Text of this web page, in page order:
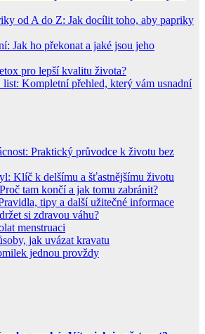
od A do Z: Jak docílit toho, aby papriky
Jak ho překonat a jaké jsou jeho
pro lepší kvalitu života?
Kompletní přehled, který vám usnadní
Praktický průvodce k životu bez
Klíč k delšímu a šťastnějšímu životu
tam končí a jak tomu zabránit?
tipy a další užitečné informace
si zdravou váhu?
menstruaci
jak uvázat kravatu
jednou provždy